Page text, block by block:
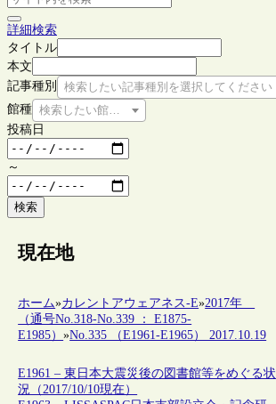
詳細検索
タイトル
本文
記事種別
検索したい記事種別を選択してください
館種 検索したい館種を選択してください
投稿日
～
検索
現在地
ホーム»カレントアウェアネス-E»2017年
（通号No.318-No.339 ： E1875-
E1985）»No.335 （E1961-E1965） 2017.10.19
E1961 – 東日本大震災後の図書館等をめぐる状
況（2017/10/10現在）